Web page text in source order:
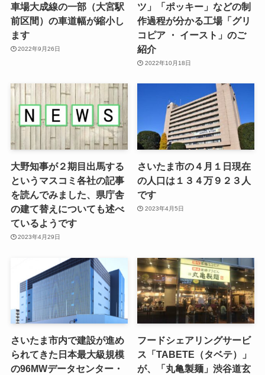
車場大成線の一部（大宮駅
前区間）の車道幅が縮小し
ます
2022年9月26日
ツ」「ポッキー」などの制
作過程が分かる工場「グリ
コピア ・ イースト」のご
紹介
2022年10月18日
大野知事が２期目出馬する
というマスコミ各社の記事
を読んでみました、県庁舎
の建て替えについても述べ
ているようです
2023年4月29日
さいたま市の４月１日現在
の人口は１３４万９２３人
です
2023年4月5日
さいたま市内で建設が進め
られてきた日本最大級規模
の96MWデータセンター・
フードシェアリングサービ
ス「TABETE（タベテ）」
が、「丸亀製麺」渋谷道玄